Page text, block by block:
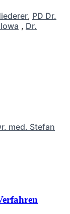
, PD Dr.
, Dr.
med. Stefan